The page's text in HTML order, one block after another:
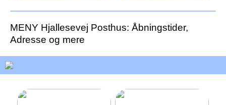
MENY Hjallesevej Posthus: Åbningstider,
Adresse og mere